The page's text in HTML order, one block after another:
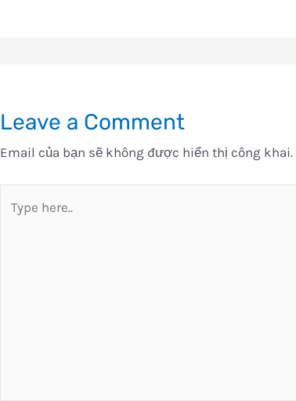
Leave a Comment
Email của bạn sẽ không được hiển thị công khai.
here..